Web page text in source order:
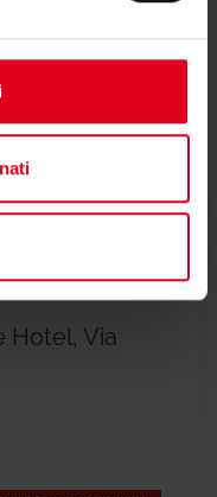
e nuove
Hotel, Via